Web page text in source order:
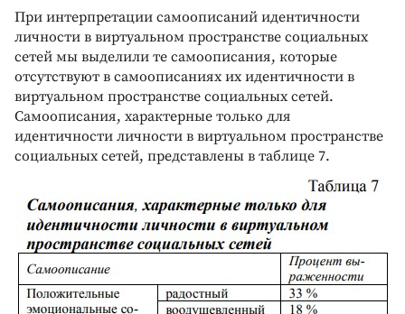
При интерпретации самоописаний идентичности
личности в виртуальном пространстве социальных
сетей мы выделили те самоописания, которые
отсутствуют в самоописаниях их идентичности в
виртуальном пространстве социальных сетей.
Самоописания, характерные только для
идентичности личности в виртуальном пространстве
социальных сетей, представлены в таблице 7.